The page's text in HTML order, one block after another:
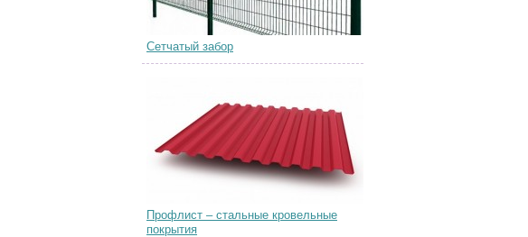
Сетчатый забор
Профлист – стальные кровельные
покрытия